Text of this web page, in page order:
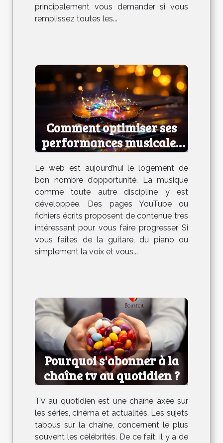
principalement vous demander si vous
remplissez toutes les...
Comment optimiser ses
performances musicales
en ligne ?
Le web est aujourd’hui le logement de
bon nombre d’opportunité. La musique
comme toute autre discipline y est
développée. Des pages YouTube ou
fichiers écrits proposent de contenue très
intéressant pour vous faire progresser. Si
vous faites de la guitare, du piano ou
simplement la voix et vous...
Pourquoi s'abonner à la
chaîne tv au quotidien ?
TV au quotidien est une chaîne axée sur
les séries, cinéma et actualités. Les sujets
tabous sur la chaîne, concernent le plus
souvent les célébrités. De ce fait, il y a de